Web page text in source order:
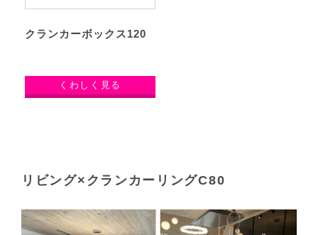
クランカーボックス120
くわしく見る
リビング×クランカーリングC80